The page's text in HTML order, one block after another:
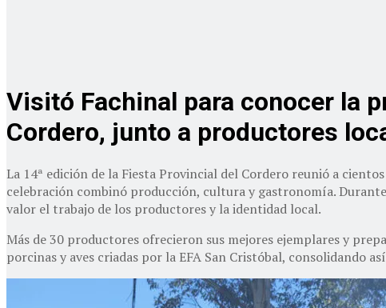
Visitó Fachinal para conocer la
Cordero, junto a productores
La 14ª edición de la Fiesta Provincial del Cordero reunió a
celebración combinó producción, cultura y gastronomía.
valor el trabajo de los productores y la identidad local.
Más de 30 productores ofrecieron sus mejores ejemplares y
porcinas y aves criadas por la EFA San Cristóbal, consolidando